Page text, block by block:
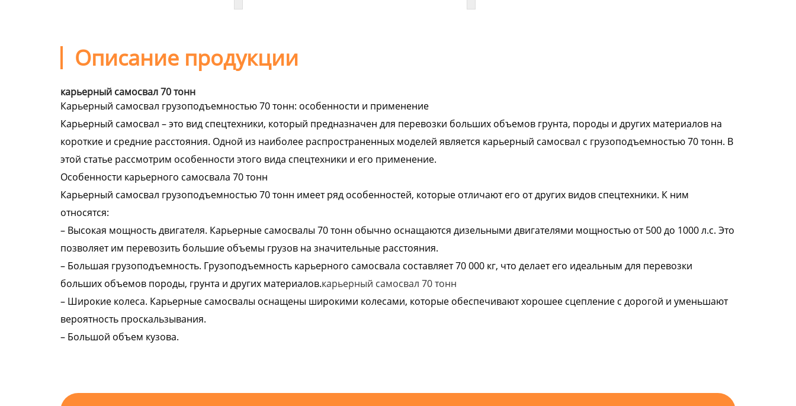
Описание продукции
карьерный самосвал 70 тонн
Карьерный самосвал грузоподъемностью 70 тонн: особенности и применение
Карьерный самосвал – это вид спецтехники, который предназначен для перевозки больших объемов грунта, породы и других материалов на
короткие и средние расстояния. Одной из наиболее распространенных моделей является карьерный самосвал с грузоподъемностью 70 тонн. В
этой статье рассмотрим особенности этого вида спецтехники и его применение.
Особенности карьерного самосвала 70 тонн
Карьерный самосвал грузоподъемностью 70 тонн имеет ряд особенностей, которые отличают его от других видов спецтехники. К ним
относятся:
– Высокая мощность двигателя. Карьерные самосвалы 70 тонн обычно оснащаются дизельными двигателями мощностью от 500 до 1000 л.с. Это
позволяет им перевозить большие объемы грузов на значительные расстояния.
– Большая грузоподъемность. Грузоподъемность карьерного самосвала составляет 70 000 кг, что делает его идеальным для перевозки
больших объемов породы, грунта и других материалов.карьерный самосвал 70 тонн
– Широкие колеса. Карьерные самосвалы оснащены широкими колесами, которые обеспечивают хорошее сцепление с дорогой и уменьшают
вероятность проскальзывания.
– Большой объем кузова.